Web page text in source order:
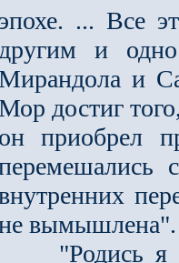
эпохе. ... Всe
другим и
и
достиг
он приобрeл
вымышлена".
"Родись я